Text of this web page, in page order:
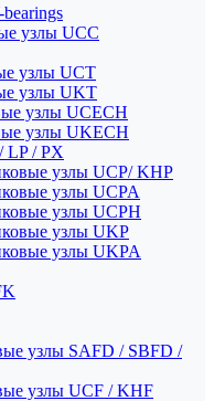
узлы UCC
узлы UCT
узлы UKT
узлы UCECH
узлы UKECH
LP / PX
узлы UCP/ KHP
узлы UCPA
узлы UCPH
узлы UKP
узлы UKPA
узлы SAFD / SBFD /
узлы UCF / KHF